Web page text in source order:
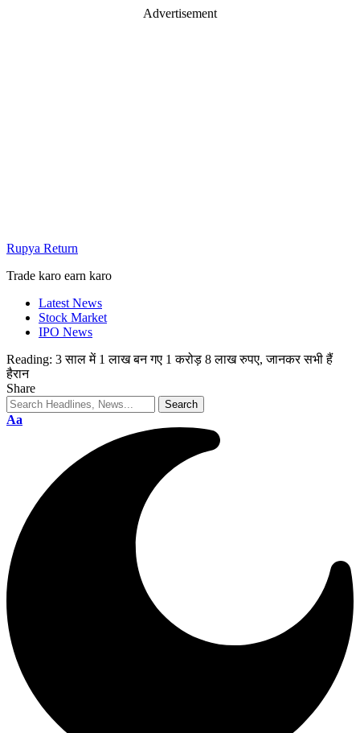
Advertisement
Rupya Return
Trade karo earn karo
Latest News
Stock Market
IPO News
Reading: 3 साल में 1 लाख बन गए 1 करोड़ 8 लाख रुपए, जानकर सभी हैं
हैरान
Share
Aa